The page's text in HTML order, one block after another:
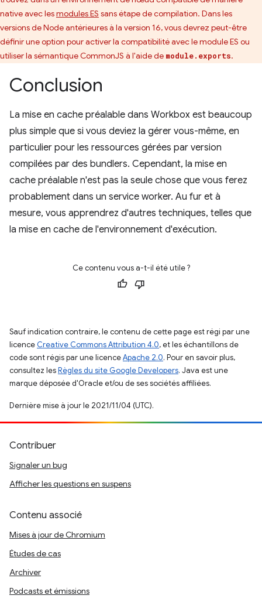
native avec lesmodules ES sans étape de compilation. Dans les
versions de Node antérieures à la version 16, vous devrez peut-être
définir une option pour activer la compatibilité avec le module ES ou
utiliser la sémantique CommonJS à l'aide de module.exports.
Conclusion
La mise en cache préalable dans Workbox est beaucoup
plus simple que si vous deviez la gérer vous-même, en
particulier pour les ressources gérées par version
compilées par des bundlers. Cependant, la mise en
cache préalable n'est pas la seule chose que vous ferez
probablement dans un service worker. Au fur et à
mesure, vous apprendrez d'autres techniques, telles que
la mise en cache de l'environnement d'exécution.
Ce contenu vous a-t-il été utile ?
Sauf indication contraire, le contenu de cette page est régi par une
licence Creative Commons Attribution 4.0, et les échantillons de
code sont régis par une licenceApache 2.0. Pour en savoir plus,
consultez lesRègles du site Google Developers. Java est une
marque déposée d'Oracle et/ou de ses sociétés affiliées.
Dernière mise à jour le 2021/11/04 (UTC).
Contribuer
Signaler un bug
Afficher les questions en suspens
Contenu associé
Mises à jour de Chromium
Études de cas
Archiver
Podcasts et émissions